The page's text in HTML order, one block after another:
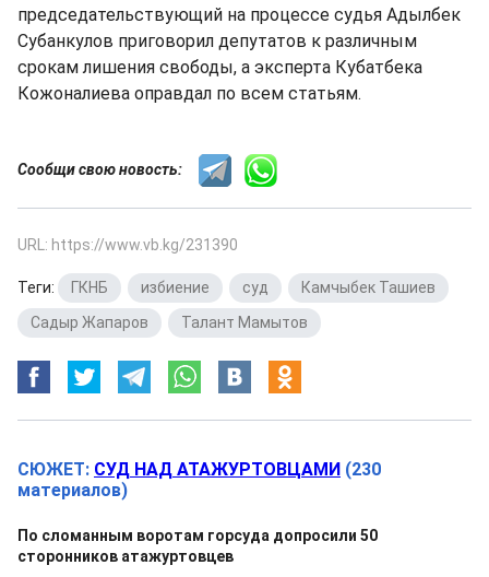
председательствующий на процессе судья Адылбек
Субанкулов приговорил депутатов к различным
срокам лишения свободы, а эксперта Кубатбека
Кожоналиева оправдал по всем статьям.
Сообщи свою новость:
URL: https://www.vb.kg/231390
Теги: ГКНБ избиение суд Камчыбек Ташиев
Садыр Жапаров
Талант Мамытов
СЮЖЕТ: СУД НАД АТАЖУРТОВЦАМИ (230
материалов)
По сломанным воротам горсуда допросили 50
сторонников атажуртовцев